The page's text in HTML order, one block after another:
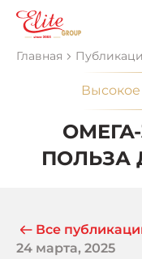
Главная
ПОЛЬЗА
Все
24 марта, 2025